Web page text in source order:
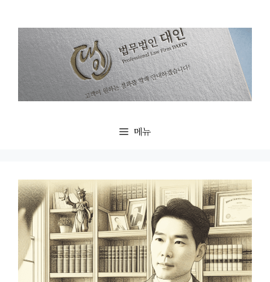
메뉴